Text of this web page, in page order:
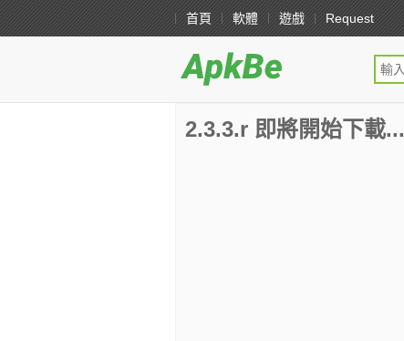
首頁 軟體 遊戲 Request
2.3.3.r 即將開始下載...